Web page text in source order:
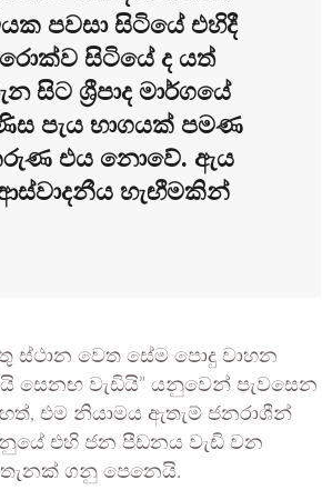
පවසා සිටියේ එහිදී
රොක්ව සිටියේ ද යත්
ශ්‍රීපාද මාර්ගයේ
පැය භාගයක් පමණ
එය නොවේ. ඇය
හැඟීමකින්
ස්ථාන වෙත සේම පොදු වාහන
සෙනඟ වැඩියි” යනුවෙන් පැවසෙන
එම නියාමය ඇතැම් ජනරාශීන්
එහි ජන පීඩනය වැඩි වන
තැනක් ගනු පෙනෙයි.